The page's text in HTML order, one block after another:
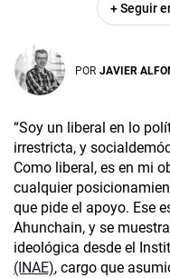
+ Seguir
POR JAVIER
“Soy un liberal en lo
irrestricta, y
Como liberal, es en mi
cualquier
que pide el apoyo. Ese
Ahunchain, y se
ideológica desde el
(INAE), cargo que